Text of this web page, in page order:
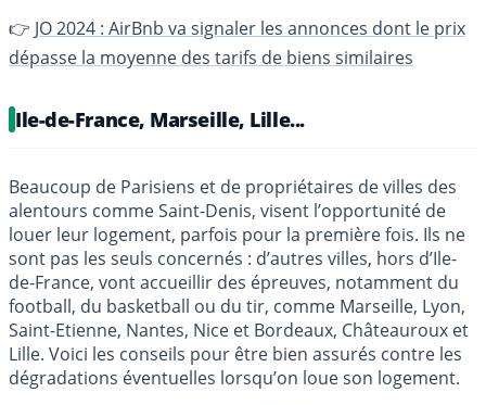
👉 JO 2024 : AirBnb va signaler les annonces dont le prix
dépasse la moyenne des tarifs de biens similaires
Ile-de-France, Marseille, Lille...
Beaucoup de Parisiens et de propriétaires de villes des
alentours comme Saint-Denis, visent l’opportunité de
louer leur logement, parfois pour la première fois. Ils ne
sont pas les seuls concernés : d’autres villes, hors d’Ile-
de-France, vont accueillir des épreuves, notamment du
football, du basketball ou du tir, comme Marseille, Lyon,
Saint-Etienne, Nantes, Nice et Bordeaux, Châteauroux et
Lille. Voici les conseils pour être bien assurés contre les
dégradations éventuelles lorsqu’on loue son logement.